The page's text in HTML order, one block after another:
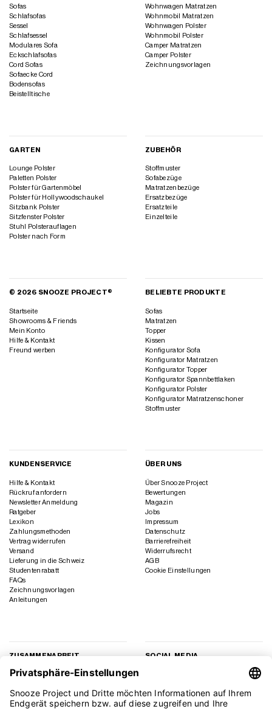
Sofas
Schlafsofas
Sessel
Schlafsessel
Modulares Sofa
Eckschlafsofas
Cord Sofas
Sofaecke Cord
Bodensofas
Beistelltische
Wohnwagen Matratzen
Wohnmobil Matratzen
Wohnwagen Polster
Wohnmobil Polster
Camper Matratzen
Camper Polster
Zeichnungsvorlagen
GARTEN
Lounge Polster
Paletten Polster
Polster für Gartenmöbel
Polster für Hollywoodschaukel
Sitzbank Polster
Sitzfenster Polster
Stuhl Polsterauflagen
Polster nach Form
ZUBEHÖR
Stoffmuster
Sofabezüge
Matratzenbezüge
Ersatzbezüge
Ersatzteile
Einzelteile
© 2026 SNOOZE PROJECT®
Startseite
Showrooms & Friends
Mein Konto
Hilfe & Kontakt
Freund werben
BELIEBTE PRODUKTE
Sofas
Matratzen
Topper
Kissen
Konfigurator Sofa
Konfigurator Matratzen
Konfigurator Topper
Konfigurator Spannbettlaken
Konfigurator Polster
Konfigurator Matratzenschoner
Stoffmuster
KUNDENSERVICE
Hilfe & Kontakt
Rückruf anfordern
Newsletter Anmeldung
Ratgeber
Lexikon
Zahlungsmethoden
Vertrag widerrufen
Versand
Lieferung in die Schweiz
Studentenrabatt
FAQs
Zeichnungsvorlagen
Anleitungen
ÜBER UNS
Über Snooze Project
Bewertungen
Magazin
Jobs
Impressum
Datenschutz
Barrierefreiheit
Widerrufsrecht
AGB
Cookie Einstellungen
ZUSAMMENARBEIT
Geschäftskunden
Presse
Affiliate Marketing
SOCIAL MEDIA
TikTok
YouTube